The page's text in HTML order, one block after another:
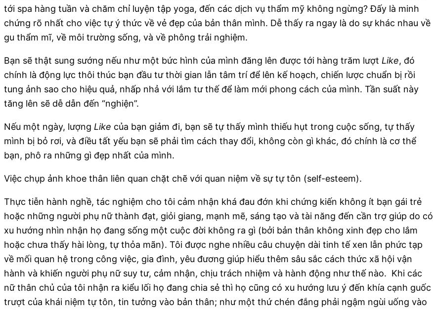
tới spa hàng tuần và chăm chỉ luyện tập yoga, đến các dịch vụ thẩm mỹ không ngừng? Đấy là minh
chứng rõ nhất cho việc tự ý thức về vẻ đẹp của bản thân mình. Dễ thấy ra ngay là do sự khác nhau về
gu thẩm mĩ, về môi trường sống, và về phông trải nghiệm.
Bạn sẽ thật sung sướng nếu như một bức hình của mình đăng lên được tới hàng trăm lượt Like, đó
chính là động lực thôi thúc bạn đầu tư thời gian lẫn tâm trí để lên kế hoạch, chiến lược chuẩn bị rồi
tung ảnh sao cho hiệu quả, nhấp nhả với lắm tư thế để làm mới phong cách của mình. Tần suất này
tăng lên sẽ dễ dẫn đến “nghiện”.
Nếu một ngày, lượng Like của bạn giảm đi, bạn sẽ tự thấy mình thiếu hụt trong cuộc sống, tự thấy
mình bị bỏ rơi, và điều tất yếu bạn sẽ phải tìm cách thay đổi, không còn gì khác, đó chính là cơ thể
bạn, phô ra những gì đẹp nhất của mình.
Việc chụp ảnh khoe thân liên quan chặt chẽ với quan niệm về sự tự tôn (self-esteem).
Thực tiễn hành nghề, tác nghiệm cho tôi cảm nhận khá đau đớn khi chứng kiến không ít bạn gái trẻ
hoặc những người phụ nữ thành đạt, giỏi giang, mạnh mẽ, sáng tạo và tài năng đến cần trợ giúp do có
xu hướng nhìn nhận họ đang sống một cuộc đời không ra gì (bởi bản thân không xinh đẹp cho lắm
hoặc chưa thấy hài lòng, tự thỏa mãn). Tôi được nghe nhiều câu chuyện dài tinh tế xen lẫn phức tạp
về mối quan hệ trong công việc, gia đình, yêu đương giúp hiểu thêm sâu sắc cách thức xã hội vận
hành và khiến người phụ nữ suy tư, cảm nhận, chịu trách nhiệm và hành động như thế nào. Khi các
nữ thân chủ của tôi nhận ra kiểu lối họ đang chia sẻ thì họ cũng có xu hướng lưu ý đến khía cạnh guốc
trượt của khái niệm tự tôn, tin tưởng vào bản thân; như một thứ chén đắng phải ngậm ngùi uống vào